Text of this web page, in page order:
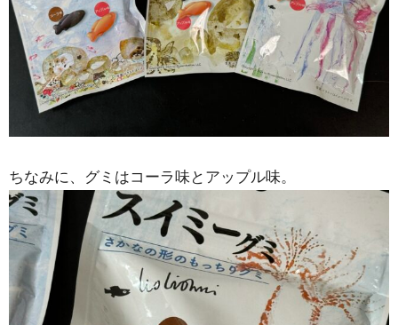
ちなみに、グミはコーラ味とアップル味。